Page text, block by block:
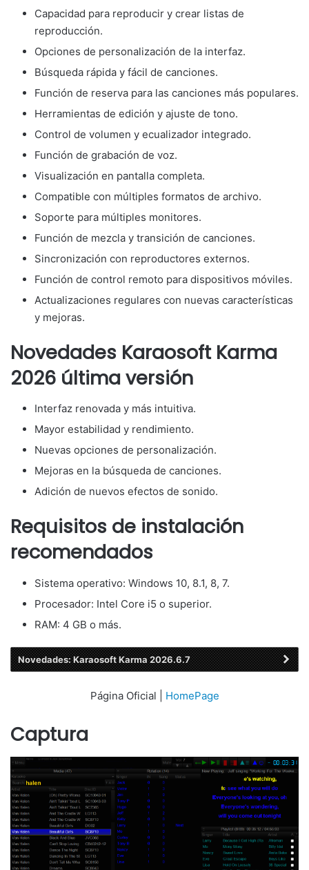
Capacidad para reproducir y crear listas de
reproducción.
Opciones de personalización de la interfaz.
Búsqueda rápida y fácil de canciones.
Función de reserva para las canciones más populares.
Herramientas de edición y ajuste de tono.
Control de volumen y ecualizador integrado.
Función de grabación de voz.
Visualización en pantalla completa.
Compatible con múltiples formatos de archivo.
Soporte para múltiples monitores.
Función de mezcla y transición de canciones.
Sincronización con reproductores externos.
Función de control remoto para dispositivos móviles.
Actualizaciones regulares con nuevas características
y mejoras.
Novedades Karaosoft Karma
2026 última versión
Interfaz renovada y más intuitiva.
Mayor estabilidad y rendimiento.
Nuevas opciones de personalización.
Mejoras en la búsqueda de canciones.
Adición de nuevos efectos de sonido.
Requisitos de instalación
recomendados
Sistema operativo: Windows 10, 8.1, 8, 7.
Procesador: Intel Core i5 o superior.
RAM: 4 GB o más.
Novedades: Karaosoft Karma 2026.6.7
Página Oficial | HomePage
Captura